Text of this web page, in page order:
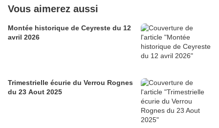
Vous aimerez aussi
Montée historique de Ceyreste du 12
avril 2026
Trimestrielle écurie du Verrou Rognes
du 23 Aout 2025